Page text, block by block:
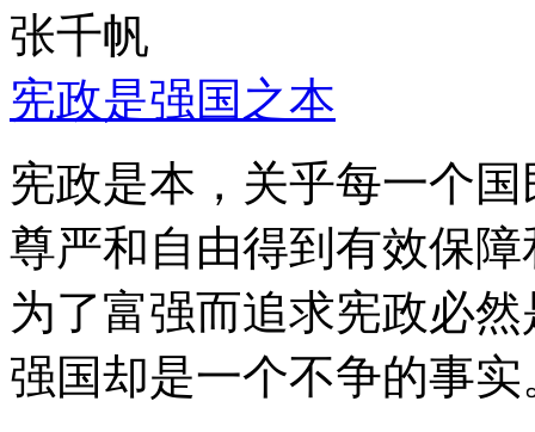
张千帆
宪政是强国之本
宪政是本，关乎每一个
尊严和自由得到有效保
为了富强而追求宪政必
强国却是一个不争的事实